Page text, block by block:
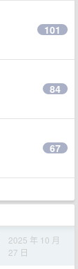
101
84
67
2025 年 10 月
27 日